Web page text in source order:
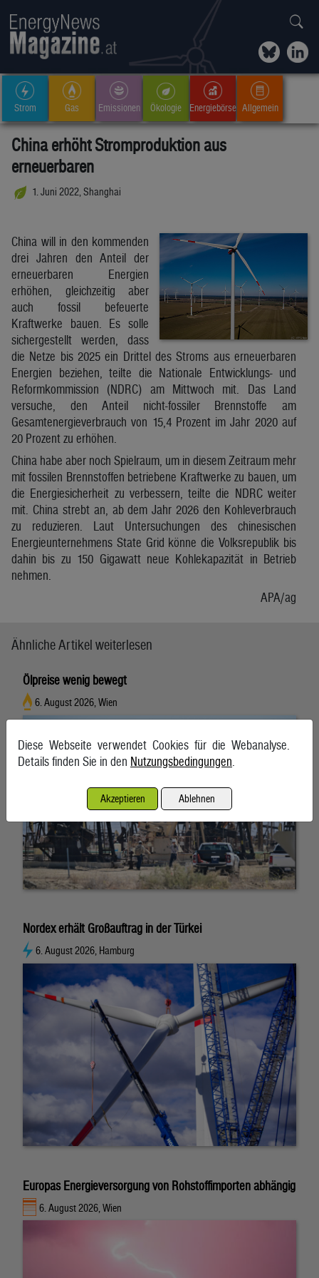
Strom Gas Emissionen Ökologie Energiebörse Allgemein
China erhöht Stromproduktion aus
erneuerbaren
1. Juni 2022, Shanghai
China will in den kommenden
drei Jahren den Anteil der
erneuerbaren Energien
erhöhen, gleichzeitig aber
auch fossil befeuerte
Kraftwerke bauen. Es solle
sichergestellt werden, dass
die Netze bis 2025 ein Drittel des Stroms aus erneuerbaren
Energien beziehen, teilte die Nationale Entwicklungs- und
Reformkommission (NDRC) am Mittwoch mit. Das Land
versuche, den Anteil nicht-fossiler Brennstoffe am
Gesamtenergieverbrauch von 15,4 Prozent im Jahr 2020 auf
20 Prozent zu erhöhen.
China habe aber noch Spielraum, um in diesem Zeitraum mehr
mit fossilen Brennstoffen betriebene Kraftwerke zu bauen, um
die Energiesicherheit zu verbessern, teilte die NDRC weiter
mit. China strebt an, ab dem Jahr 2026 den Kohleverbrauch
zu reduzieren. Laut Untersuchungen des chinesischen
Energieunternehmens State Grid könne die Volksrepublik bis
dahin bis zu 150 Gigawatt neue Kohlekapazität in Betrieb
nehmen.
APA/ag
Ähnliche Artikel weiterlesen
Ölpreise wenig bewegt
6. August 2026, Wien
Nordex erhält Großauftrag in der Türkei
6. August 2026, Hamburg
Europas Energieversorgung von Rohstoffimporten abhängig
6. August 2026, Wien
Diese Webseite verwendet Cookies für die Webanalyse.
Details finden Sie in den Nutzungsbedingungen
Akzeptieren Ablehnen